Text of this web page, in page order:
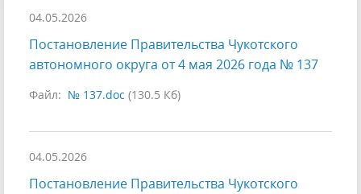
04.05.2026
Постановление Правительства Чукотского
автономного округа от 4 мая 2026 года № 137
Файл: № 137.doc (130.5 Кб)
04.05.2026
Постановление Правительства Чукотского